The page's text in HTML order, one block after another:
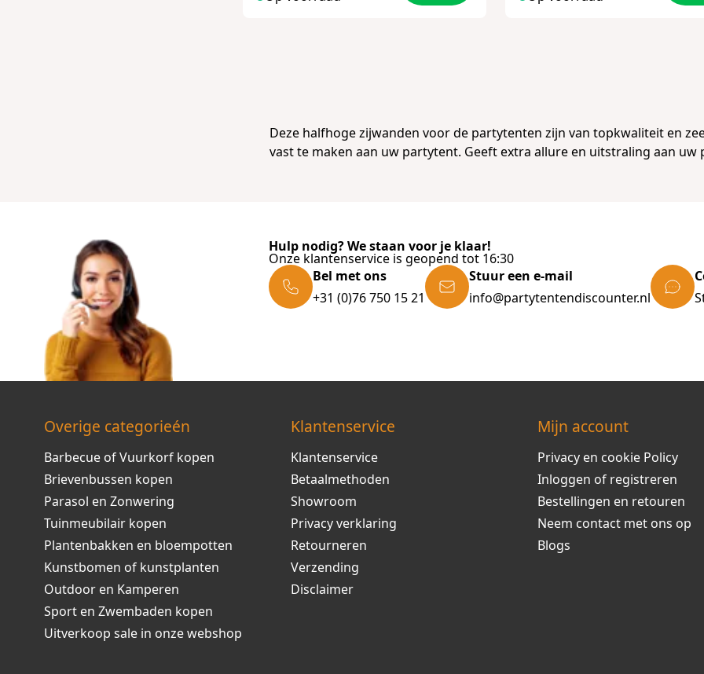
Deze halfhoge zijwanden voor de partytenten zijn van topkwaliteit en
vast te maken aan uw partytent. Geeft extra allure en uitstraling aan
Hulp nodig? We staan voor je klaar!
Onze klantenservice is geopend tot 16:30
Bel met ons
+31 (0)76 750 15 21
Stuur een e-mail
info@partytentendiscounter.nl
Overige categorieén
Barbecue of Vuurkorf kopen
Brievenbussen kopen
Parasol en Zonwering
Tuinmeubilair kopen
Plantenbakken en bloempotten
Kunstbomen of kunstplanten
Outdoor en Kamperen
Sport en Zwembaden kopen
Uitverkoop sale in onze webshop
Klantenservice
Klantenservice
Betaalmethoden
Showroom
Privacy verklaring
Retourneren
Verzending
Disclaimer
Mijn account
Privacy en cookie Policy
Inloggen of registreren
Bestellingen en retouren
Neem contact met ons op
Blogs